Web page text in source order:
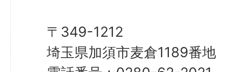
〒349-1212
埼玉県加須市麦倉1189番地